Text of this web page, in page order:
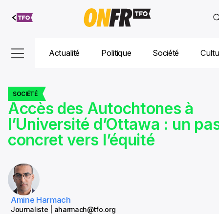
Aller au
contenu
Actualité Politique Société
SOCIÉTÉ
Accès des Autochtones à
l’Université d’Ottawa : un
concret vers l’équité
Amine Harmach
Journaliste | aharmach@tfo.org